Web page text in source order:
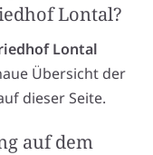
Lontal?
Lontal
Übersicht der
dieser Seite.
auf dem